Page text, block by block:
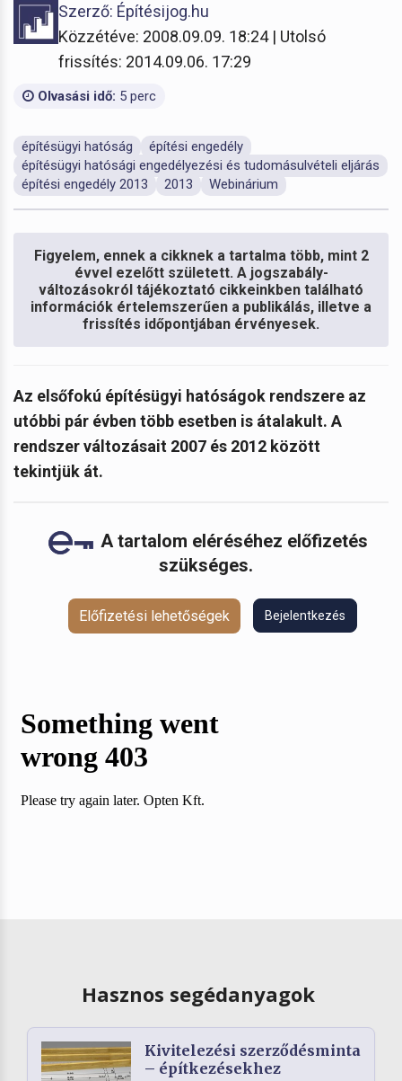
Szerző: Építésijog.hu
Közzétéve: 2008.09.09. 18:24 | Utolsó
frissítés: 2014.09.06. 17:29
Olvasási idő: 5 perc
építésügyi hatóság
építési engedély
építésügyi hatósági engedélyezési és tudomásulvételi eljárás
építési engedély 2013
2013 Webinárium
Figyelem, ennek a cikknek a tartalma több, mint 2
évvel ezelőtt született. A jogszabály-
változásokról tájékoztató cikkeinkben található
információk értelemszerűen a publikálás, illetve a
frissítés időpontjában érvényesek.
Az elsőfokú építésügyi hatóságok rendszere az
utóbbi pár évben több esetben is átalakult. A
rendszer változásait 2007 és 2012 között
tekintjük át.
A tartalom eléréséhez előfizetés
szükséges.
Előfizetési lehetőségek Bejelentkezés
Hasznos segédanyagok
Kivitelezési szerződésminta
– építkezésekhez